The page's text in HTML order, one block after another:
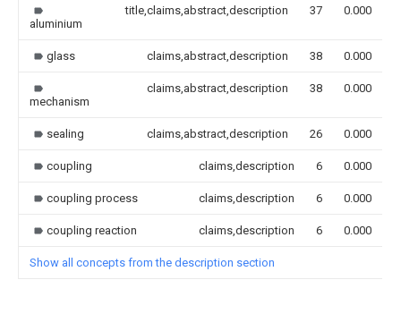
aluminium
title,claims,abstract,description 37 0.000
glass claims,abstract,description 38 0.000
mechanism
claims,abstract,description 38 0.000
sealing claims,abstract,description 26 0.000
coupling claims,description 6 0.000
coupling process claims,description 6 0.000
coupling reaction claims,description 6 0.000
Show all concepts from the description section